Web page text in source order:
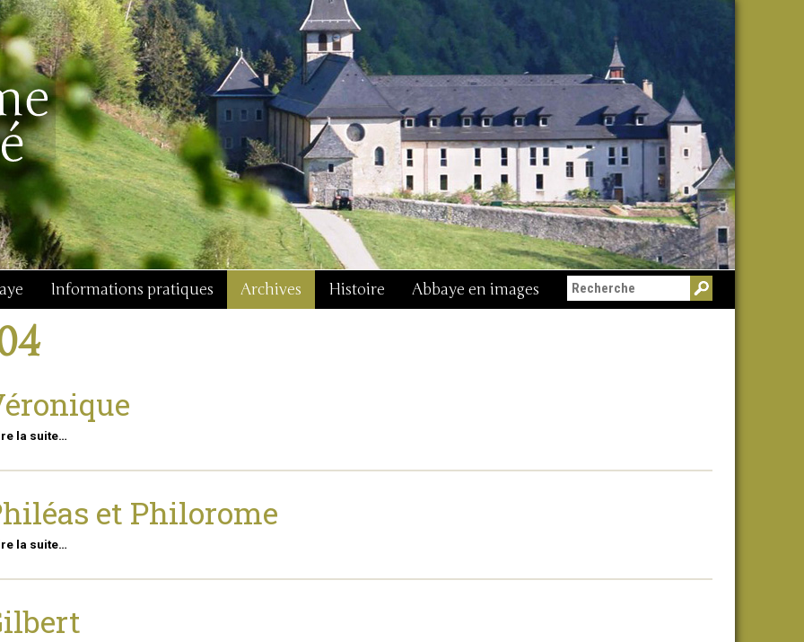
Informations pratiques Archives Histoire Abbaye en images Messe du 15 août
la suite…
et Philorome
la suite…